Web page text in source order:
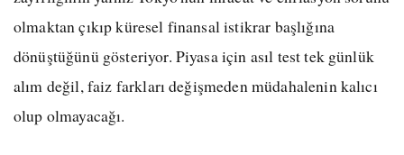
olmaktan çıkıp küresel finansal istikrar başlığına
dönüştüğünü gösteriyor. Piyasa için asıl test tek günlük
alım değil, faiz farkları değişmeden müdahalenin kalıcı
olup olmayacağı.